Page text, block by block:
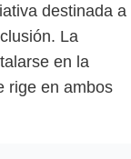
destinada a
La
en la
rige en ambos